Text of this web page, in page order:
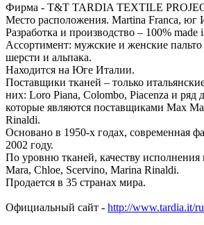
Фирма - T&T TARDIA TEXTILE
Место расположения. Martina Franca, юг
Разработка и производство – 100% made
Ассортимент: мужские и женские
шерсти и альпака.
Находится на Юге Италии.
Поставщики тканей – только
них: Loro Piana, Colombo, Piacenza и ряд
которые являются поставщиками Max
Rinaldi.
Основано в 1950-х годах, современная
2002 году.
По уровню тканей, качеству исполнения
Mara, Chloe, Scervino, Marina Rinaldi.
Продается в 35 странах мира.
Официальный сайт - http://www.tardia.it/